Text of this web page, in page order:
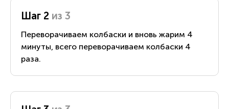
Шаг 2 из 3
Переворачиваем колбаски и вновь жарим 4
минуты, всего переворачиваем колбаски 4
раза.